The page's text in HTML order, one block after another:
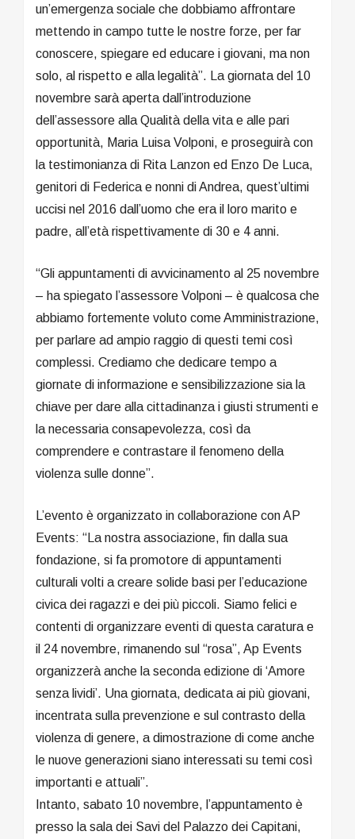
un’emergenza sociale che dobbiamo affrontare
mettendo in campo tutte le nostre forze, per far
conoscere, spiegare ed educare i giovani, ma non
solo, al rispetto e alla legalità”. La giornata del 10
novembre sarà aperta dall’introduzione
dell’assessore alla Qualità della vita e alle pari
opportunità, Maria Luisa Volponi, e proseguirà con
la testimonianza di Rita Lanzon ed Enzo De Luca,
genitori di Federica e nonni di Andrea, quest’ultimi
uccisi nel 2016 dall’uomo che era il loro marito e
padre, all’età rispettivamente di 30 e 4 anni.
“Gli appuntamenti di avvicinamento al 25 novembre
– ha spiegato l’assessore Volponi – è qualcosa che
abbiamo fortemente voluto come Amministrazione,
per parlare ad ampio raggio di questi temi così
complessi. Crediamo che dedicare tempo a
giornate di informazione e sensibilizzazione sia la
chiave per dare alla cittadinanza i giusti strumenti e
la necessaria consapevolezza, così da
comprendere e contrastare il fenomeno della
violenza sulle donne”.
L’evento è organizzato in collaborazione con AP
Events: “La nostra associazione, fin dalla sua
fondazione, si fa promotore di appuntamenti
culturali volti a creare solide basi per l’educazione
civica dei ragazzi e dei più piccoli. Siamo felici e
contenti di organizzare eventi di questa caratura e
il 24 novembre, rimanendo sul “rosa”, Ap Events
organizzerà anche la seconda edizione di ‘Amore
senza lividi’. Una giornata, dedicata ai più giovani,
incentrata sulla prevenzione e sul contrasto della
violenza di genere, a dimostrazione di come anche
le nuove generazioni siano interessati su temi così
importanti e attuali”.
Intanto, sabato 10 novembre, l’appuntamento è
presso la sala dei Savi del Palazzo dei Capitani,